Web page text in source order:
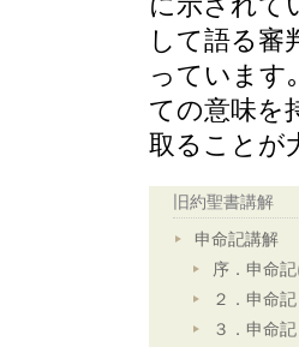
に示されて
して語る審
っています
ての意味を
取ることが
旧約聖書講解
申命記講解
序．申命
２．申命
３．申命